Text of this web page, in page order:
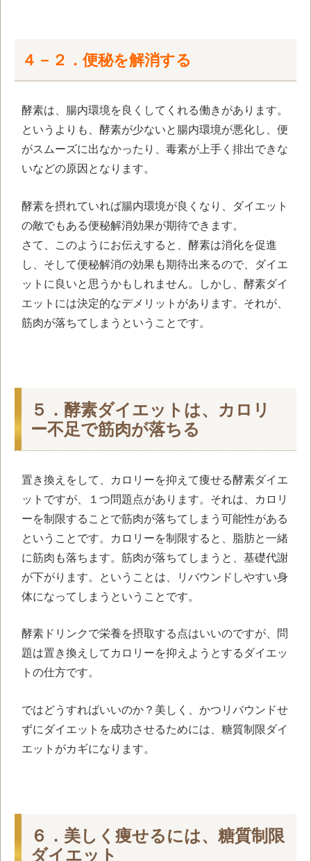
４－２．便秘を解消する
酵素は、腸内環境を良くしてくれる働きがあります。
というよりも、酵素が少ないと腸内環境が悪化し、便
がスムーズに出なかったり、毒素が上手く排出できな
いなどの原因となります。
酵素を摂れていれば腸内環境が良くなり、ダイエット
の敵でもある便秘解消効果が期待できます。
さて、このようにお伝えすると、酵素は消化を促進
し、そして便秘解消の効果も期待出来るので、ダイエ
ットに良いと思うかもしれません。しかし、酵素ダイ
エットには決定的なデメリットがあります。それが、
筋肉が落ちてしまうということです。
５．酵素ダイエットは、カロリ
ー不足で筋肉が落ちる
置き換えをして、カロリーを抑えて痩せる酵素ダイエ
ットですが、１つ問題点があります。それは、カロリ
ーを制限することで筋肉が落ちてしまう可能性がある
ということです。カロリーを制限すると、脂肪と一緒
に筋肉も落ちます。筋肉が落ちてしまうと、基礎代謝
が下がります。ということは、リバウンドしやすい身
体になってしまうということです。
酵素ドリンクで栄養を摂取する点はいいのですが、問
題は置き換えしてカロリーを抑えようとするダイエッ
トの仕方です。
ではどうすればいいのか？美しく、かつリバウンドせ
ずにダイエットを成功させるためには、糖質制限ダイ
エットがカギになります。
６．美しく痩せるには、糖質制限
ダイエット